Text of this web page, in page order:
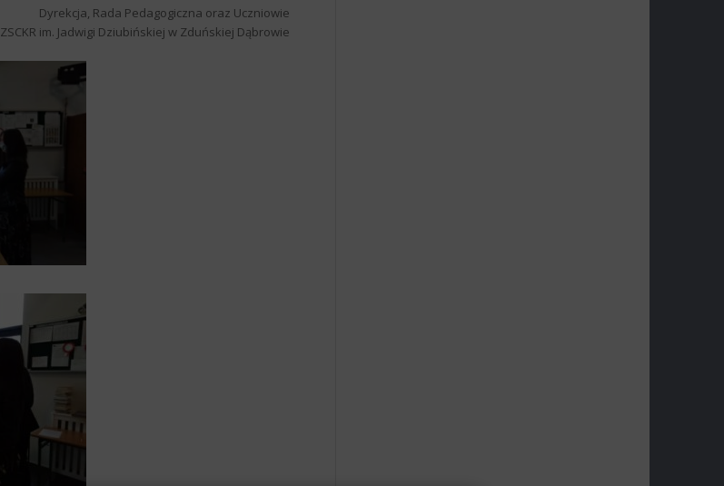
Dyrekcja, Rada Pedagogiczna oraz Uczniowie
ZSCKR im. Jadwigi Dziubińskiej w Zduńskiej Dąbrowie